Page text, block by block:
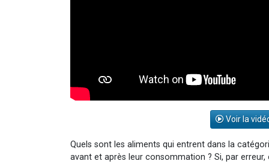
Voir la
Quels sont les aliments qui entrent dans la
avant et après leur consommation ? Si, par